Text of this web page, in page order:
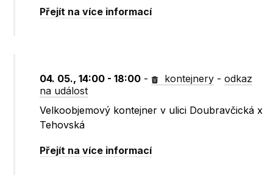
Přejít na více informací
04. 05., 14:00 - 18:00 - kontejnery -odkaz
na událost
Velkoobjemový kontejner v ulici Doubravčická x
Tehovská
Přejít na více informací